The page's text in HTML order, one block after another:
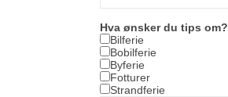
Hva ønsker du tips om?
Bilferie
Bobilferie
Byferie
Fotturer
Strandferie